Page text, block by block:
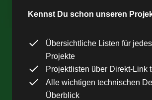
Kennst Du schon unseren
Übersichtliche Listen für
Projekte
Projektlisten über Direkt-Link
Alle wichtigen technischen
Überblick